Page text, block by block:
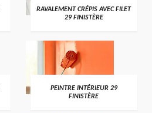
RAVALEMENT CRÉPIS AVEC FILET
29 FINISTÈRE
PEINTRE INTÉRIEUR 29
FINISTÈRE